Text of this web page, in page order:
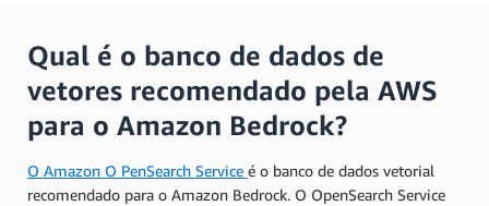
Qual é o banco de dados de
vetores recomendado pela AWS
para o Amazon Bedrock?
O Amazon O PenSearch Service é o banco de dados vetorial
recomendado para o Amazon Bedrock. O OpenSearch Service